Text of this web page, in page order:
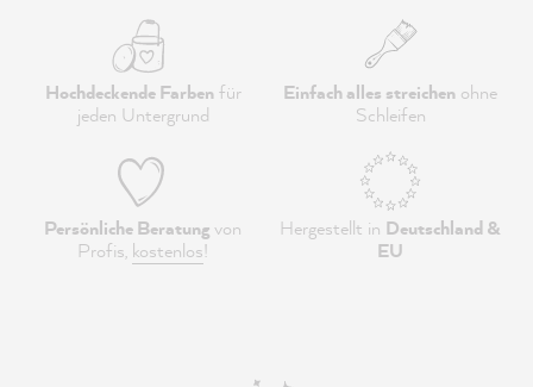
Hochdeckende Farbenfür
jeden Untergrund
Einfach alles streichen ohne
Schleifen
Persönliche Beratungvon
Profis, kostenlos!
Hergestellt in Deutschland &
EU